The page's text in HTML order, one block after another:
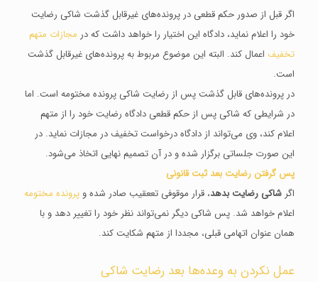
اگر قبل از صدور حکم قطعی در پرونده‌های غیرقابل گذشت شاکی رضایت
خود را اعلام نماید، دادگاه این اختیار را خواهد داشت که در مجازات متهم
تخفیف اعمال کند. البته این موضوع مربوط به پرونده‌های غیرقابل گذشت
است.
در پرونده‌های قابل گذشت پس از رضایت شاکی پرونده مختومه است. اما
در شرایطی که شاکی پس از حکم قطعی دادگاه رضایت خود را از متهم
اعلام کند، وی می‌تواند از دادگاه درخواست تخفیف در مجازات نماید. در
این صورت جلساتی برگزار شده و در آن تصمیم نهایی اتخاذ می‌شود.
پس گرفتن رضایت بعد ثبت قانونی
اگر شاکی رضایت بدهد، قرار موقوفی تععقیب صادر شده و پرونده مختومه
اعلام خواهد شد. پس شاکی دیگر نمی‌تواند نظر خود را تغییر دهد و با
همان عنوان اتهامی قبلی، مجددا از متهم شکایت کند.
عمل نکردن به وعده‌ها بعد رضایت شاکی